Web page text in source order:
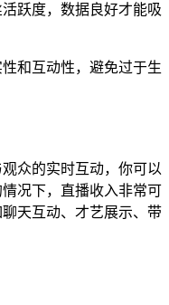
跃度，数据良好才能吸
和互动性，避免过于生
众的实时互动，你可以
况下，直播收入非常可
天互动、才艺展示、带